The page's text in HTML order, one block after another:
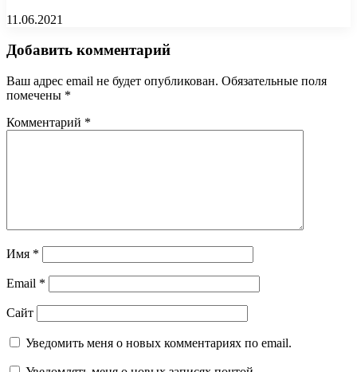
11.06.2021
Добавить комментарий
Ваш адрес email не будет опубликован. Обязательные поля
помечены *
Комментарий *
Имя *
Email *
Сайт
Уведомить меня о новых комментариях по email.